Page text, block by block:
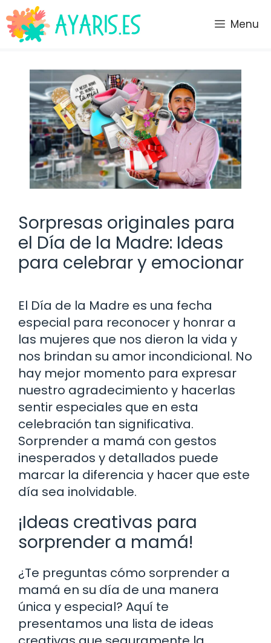
Saltar
al
contenido
Menu
Sorpresas originales para
el Día de la Madre: Ideas
para celebrar y emocionar
El Día de la Madre es una fecha
especial para reconocer y honrar a
las mujeres que nos dieron la vida y
nos brindan su amor incondicional. No
hay mejor momento para expresar
nuestro agradecimiento y hacerlas
sentir especiales que en esta
celebración tan significativa.
Sorprender a mamá con gestos
inesperados y detallados puede
marcar la diferencia y hacer que este
día sea inolvidable.
¡Ideas creativas para
sorprender a mamá!
¿Te preguntas cómo sorprender a
mamá en su día de una manera
única y especial? Aquí te
presentamos una lista de ideas